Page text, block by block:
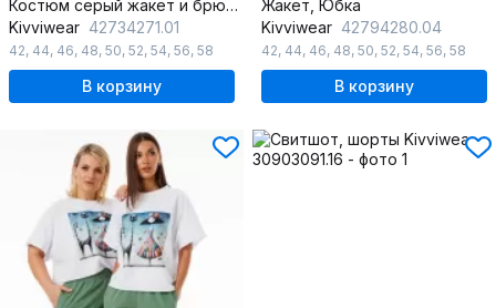
Костюм серый жакет и брюки палаццо из текстиля и хлопка
Kivviwear 42734271.01
42, 44, 46, 48, 50, 52, 54, 56, 58
В корзину
Жакет, Юбка
Kivviwear 42794280.04
42, 44, 46, 48, 50, 52, 54, 56, 58
В корзину